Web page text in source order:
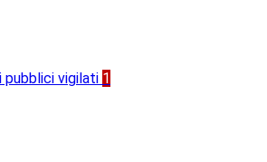
pubblici vigilati 1